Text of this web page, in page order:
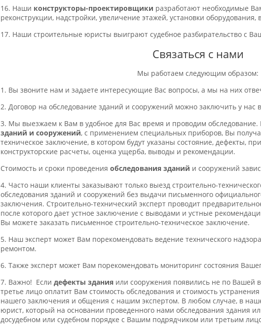
16. Наши конструкторы-проектировщики разработают необходимые
реконструкции, надстройки, увеличение этажей, установки оборудования,
17. Наши строительные юристы выиграют судебное разбирательство с
Связаться с нами
Мы работаем следующим образом:
1. Вы звоните нам и задаете интересующие Вас вопросы, а мы на них
2. Договор на обследование зданий и сооружений можно заключить у нас
3. Мы выезжаем к Вам в удобное для Вас время и проводим обследование.
зданий и сооружений, с применением специальных приборов, Вы
техническое заключение, в котором будут указаны состояние, дефекты,
конструкторские расчеты, оценка ущерба, выводы и рекомендации.
Стоимость и сроки проведения обследования зданий и сооружений
4. Часто наши клиенты заказывают только выезд строительно-
обследования зданий и сооружений без выдачи письменного
заключения. Строительно-технический эксперт проводит
после которого дает устное заключение с выводами и устные
Вы можете заказать письменное строительно-техническое заключение.
5. Наш эксперт может Вам порекомендовать ведение технического
ремонтом.
6. Также эксперт может Вам порекомендовать мониторинг состояния
7. Важно! Если дефекты здания или сооружения появились не по Вашей
третье лицо оплатит Вам стоимость обследования и стоимость
нашего заключения и общения с нашим экспертом. В любом случае, в
юрист, который на основании проведенного нами обследования здания
досудебном или судебном порядке с Вашим подрядчиком или третьим